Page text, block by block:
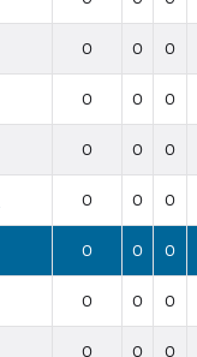
0 0 0
0 0 0
0 0 0
0 0 0
0 0 0
0 0 0
0 0 0